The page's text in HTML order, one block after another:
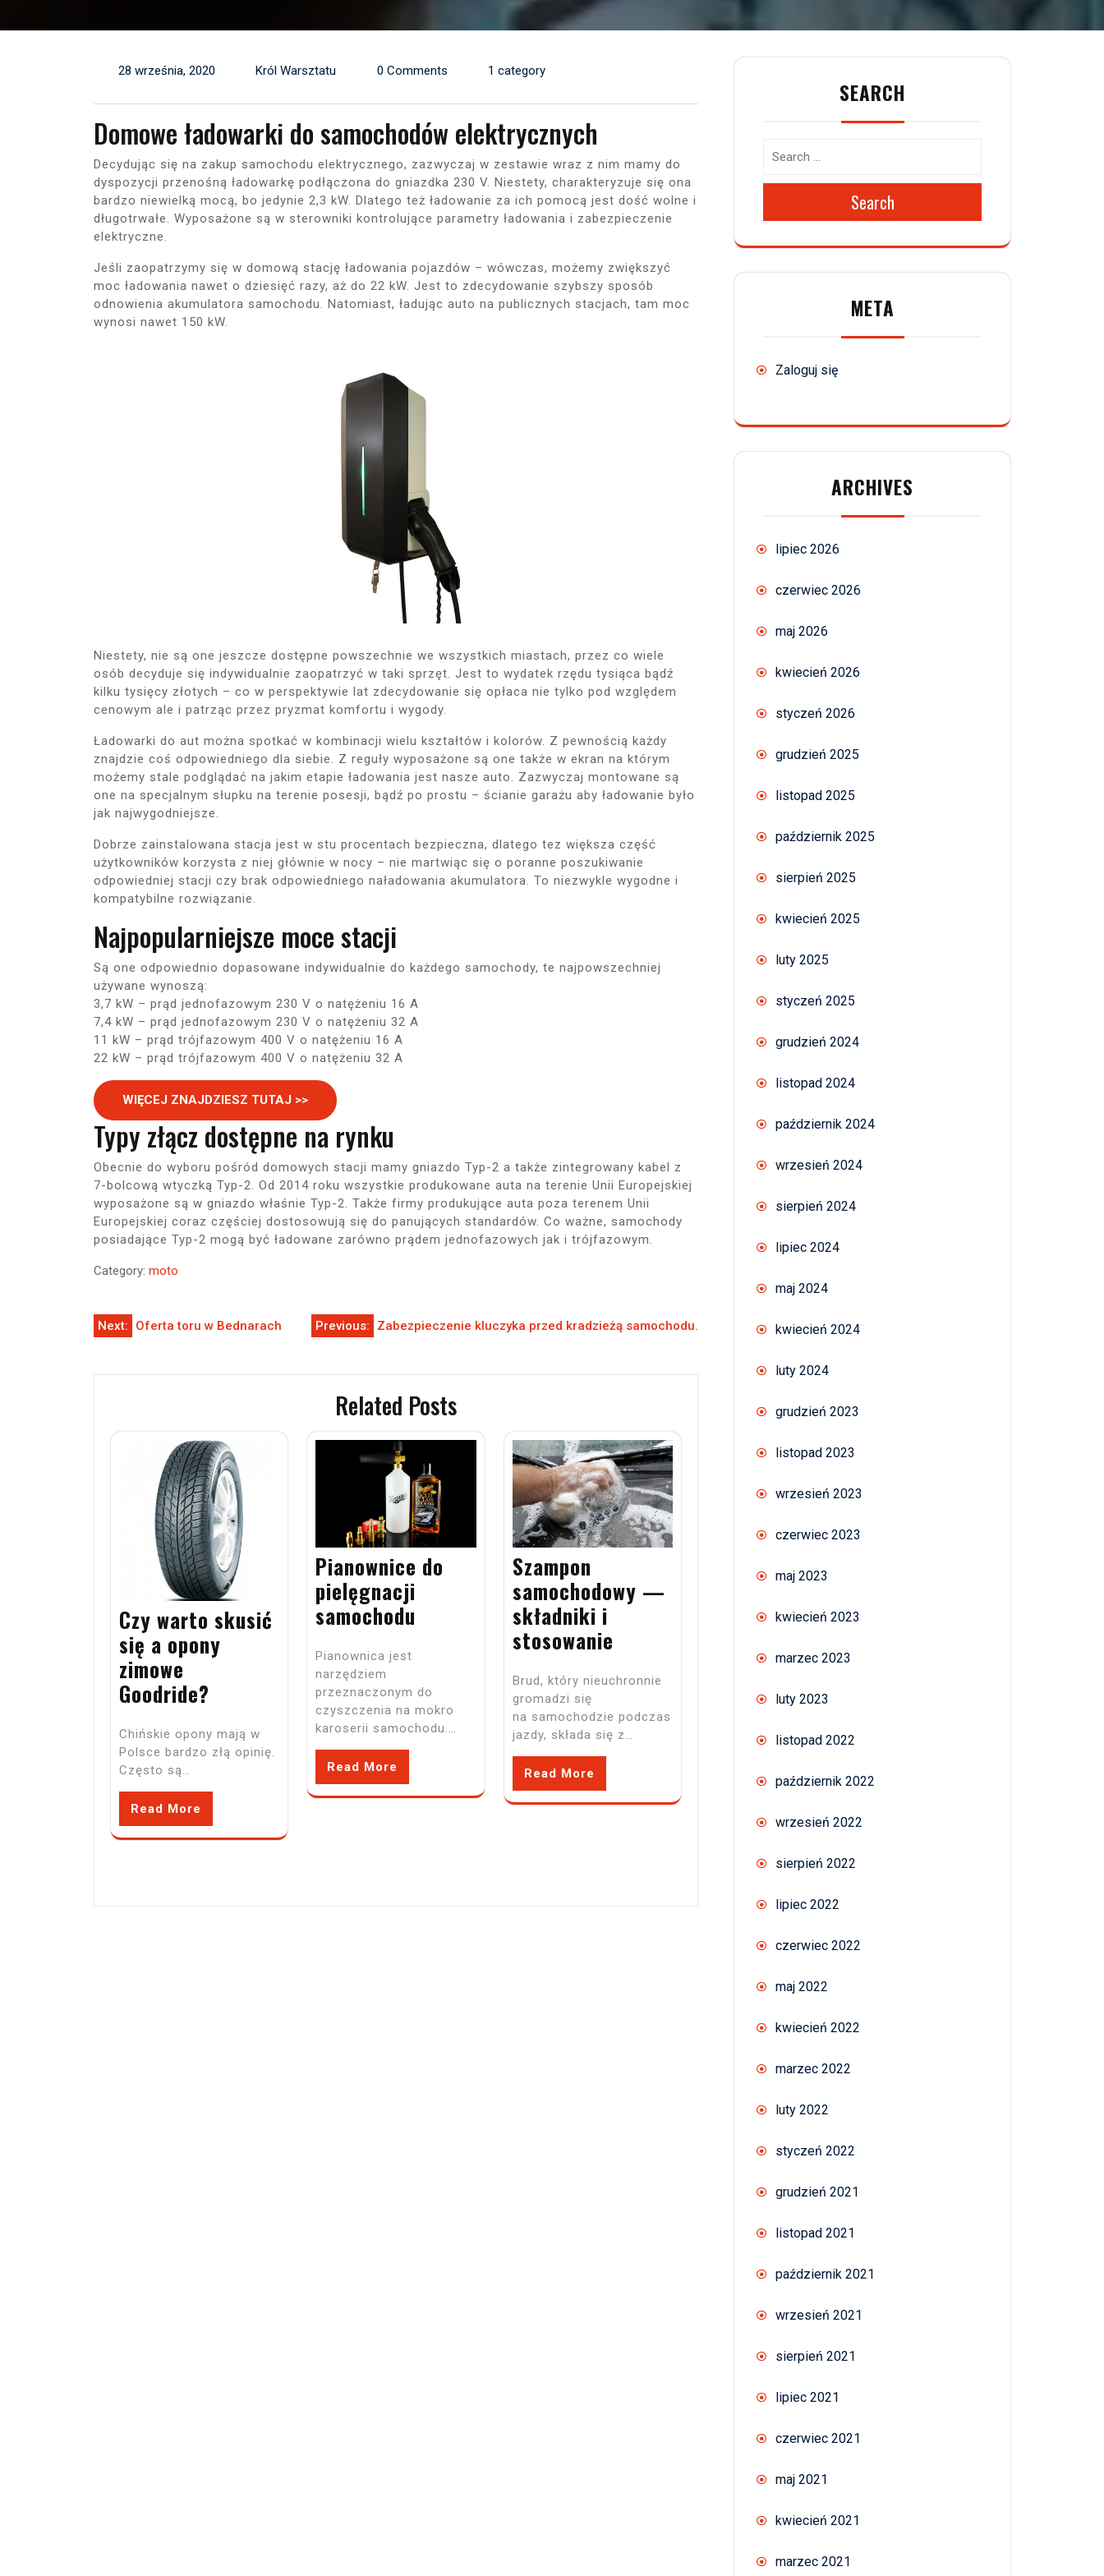
28 września, 2020 Król Warsztatu 0 Comments 1 category
Domowe ładowarki do samochodów elektrycznych
Decydując się na zakup samochodu elektrycznego, zazwyczaj w zestawie wraz z nim mamy do
dyspozycji przenośną ładowarkę podłączona do gniazdka 230 V. Niestety, charakteryzuje się ona
bardzo niewielką mocą, bo jedynie 2,3 kW. Dlatego też ładowanie za ich pomocą jest dość wolne i
długotrwałe. Wyposażone są w sterowniki kontrolujące parametry ładowania i zabezpieczenie
elektryczne.
Jeśli zaopatrzymy się w domową stację ładowania pojazdów – wówczas, możemy zwiększyć
moc ładowania nawet o dziesięć razy, aż do 22 kW. Jest to zdecydowanie szybszy sposób
odnowienia akumulatora samochodu. Natomiast, ładując auto na publicznych stacjach, tam moc
wynosi nawet 150 kW.
Niestety, nie są one jeszcze dostępne powszechnie we wszystkich miastach, przez co wiele
osób decyduje się indywidualnie zaopatrzyć w taki sprzęt. Jest to wydatek rzędu tysiąca bądź
kilku tysięcy złotych – co w perspektywie lat zdecydowanie się opłaca nie tylko pod względem
cenowym ale i patrząc przez pryzmat komfortu i wygody.
Ładowarki do aut można spotkać w kombinacji wielu kształtów i kolorów. Z pewnością każdy
znajdzie coś odpowiedniego dla siebie. Z reguły wyposażone są one także w ekran na którym
możemy stale podglądać na jakim etapie ładowania jest nasze auto. Zazwyczaj montowane są
one na specjalnym słupku na terenie posesji, bądź po prostu – ścianie garażu aby ładowanie było
jak najwygodniejsze.
Dobrze zainstalowana stacja jest w stu procentach bezpieczna, dlatego tez większa część
użytkowników korzysta z niej głównie w nocy – nie martwiąc się o poranne poszukiwanie
odpowiedniej stacji czy brak odpowiedniego naładowania akumulatora. To niezwykle wygodne i
kompatybilne rozwiązanie.
Najpopularniejsze moce stacji
Są one odpowiednio dopasowane indywidualnie do każdego samochody, te najpowszechniej
używane wynoszą:
3,7 kW – prąd jednofazowym 230 V o natężeniu 16 A
7,4 kW – prąd jednofazowym 230 V o natężeniu 32 A
11 kW – prąd trójfazowym 400 V o natężeniu 16 A
22 kW – prąd trójfazowym 400 V o natężeniu 32 A
WIĘCEJ ZNAJDZIESZ TUTAJ >>
Typy złącz dostępne na rynku
Obecnie do wyboru pośród domowych stacji mamy gniazdo Typ-2 a także zintegrowany kabel z
7-bolcową wtyczką Typ-2. Od 2014 roku wszystkie produkowane auta na terenie Unii Europejskiej
wyposażone są w gniazdo właśnie Typ-2. Także firmy produkujące auta poza terenem Unii
Europejskiej coraz częściej dostosowują się do panujących standardów. Co ważne, samochody
posiadające Typ-2 mogą być ładowane zarówno prądem jednofazowych jak i trójfazowym.
Category: moto
Nawigacja
Previous: Zabezpieczenie kluczyka przed kradzieżą samochodu.
Next: Oferta toru w Bednarach
Related Posts
Czy warto skusić
się a opony
zimowe
Goodride?
Chińskie opony mają w
Polsce bardzo złą opinię.
Często są…
Read More
Pianownice do
pielęgnacji
samochodu
Pianownica jest
narzędziem
przeznaczonym do
czyszczenia na mokro
karoserii samochodu.…
Read More
Szampon
samochodowy —
składniki i
stosowanie
Brud, który nieuchronnie
gromadzi się
na samochodzie podczas
jazdy, składa się z…
Read More
SEARCH
Search
META
Zaloguj się
ARCHIVES
lipiec 2026
czerwiec 2026
maj 2026
kwiecień 2026
styczeń 2026
grudzień 2025
listopad 2025
październik 2025
sierpień 2025
kwiecień 2025
luty 2025
styczeń 2025
grudzień 2024
listopad 2024
październik 2024
wrzesień 2024
sierpień 2024
lipiec 2024
maj 2024
kwiecień 2024
luty 2024
grudzień 2023
listopad 2023
wrzesień 2023
czerwiec 2023
maj 2023
kwiecień 2023
marzec 2023
luty 2023
listopad 2022
październik 2022
wrzesień 2022
sierpień 2022
lipiec 2022
czerwiec 2022
maj 2022
kwiecień 2022
marzec 2022
luty 2022
styczeń 2022
grudzień 2021
listopad 2021
październik 2021
wrzesień 2021
sierpień 2021
lipiec 2021
czerwiec 2021
maj 2021
kwiecień 2021
marzec 2021